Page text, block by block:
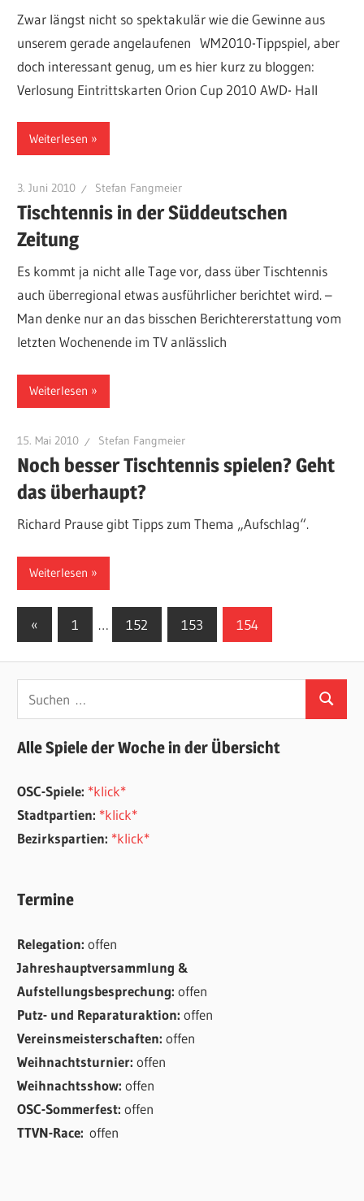
Zwar längst nicht so spektakulär wie die Gewinne aus
unserem gerade angelaufenen WM2010-Tippspiel, aber
doch interessant genug, um es hier kurz zu bloggen:
Verlosung Eintrittskarten Orion Cup 2010 AWD- Hall
Weiterlesen
3. Juni 2010 Stefan Fangmeier
Tischtennis in der Süddeutschen
Zeitung
Es kommt ja nicht alle Tage vor, dass über Tischtennis
auch überregional etwas ausführlicher berichtet wird. –
Man denke nur an das bisschen Berichtererstattung vom
letzten Wochenende im TV anlässlich
Weiterlesen
15. Mai 2010 Stefan Fangmeier
Noch besser Tischtennis spielen? Geht
das überhaupt?
Richard Prause gibt Tipps zum Thema „Aufschlag“.
Weiterlesen
Seitennummerierung
Beiträge
« Vorherige
Beiträge
1 … 152 153 154
Suchen
Alle Spiele der Woche in der Übersicht
OSC-Spiele: *klick*
Stadtpartien: *klick*
Bezirkspartien: *klick*
Termine
Relegation:offen
Jahreshauptversammlung &
Aufstellungsbesprechung:offen
Putz- und Reparaturaktion:offen
Vereinsmeisterschaften:offen
Weihnachtsturnier:offen
Weihnachtsshow:offen
OSC-Sommerfest:offen
TTVN-Race:offen